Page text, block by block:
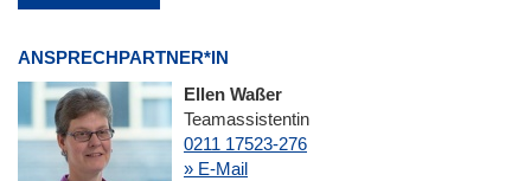
ANSPRECHPARTNER*IN
Ellen Waßer
Teamassistentin
0211 17523-276
» E-Mail